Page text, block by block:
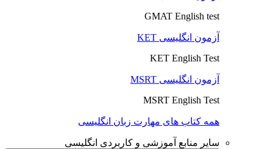
GMAT English test
آزمون انگلیسی KET
KET English Test
آزمون انگلیسی MSRT
MSRT English Test
همه کتاب های مهارت زبان انگلیسی
سایر منابع آموزشی و کاربردی انگلیسی